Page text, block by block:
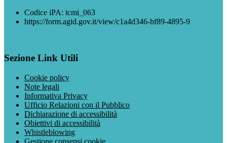
Codice iPA: icmi_063
https://form.agid.gov.it/view/c1a4d346-bf89-4895-9
Sezione Link Utili
Cookie policy
Note legali
Informativa Privacy
Ufficio Relazioni con il Pubblico
Dichiarazione di accessibilità
Obiettivi di accessibilità
Whistleblowing
Gestione consensi cookie